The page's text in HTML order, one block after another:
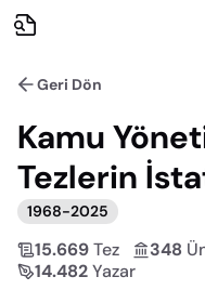
Geri Dön
Kamu
Tezlerin
1968-2025
15.669Tez 348
14.482Yazar